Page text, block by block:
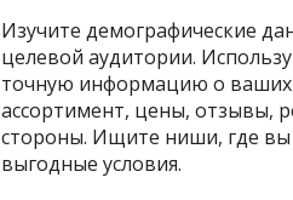
Изучите демографические
целевой аудитории.
точную информацию о ваших
ассортимент, цены, отзывы,
стороны. Ищите ниши, где
выгодные условия.